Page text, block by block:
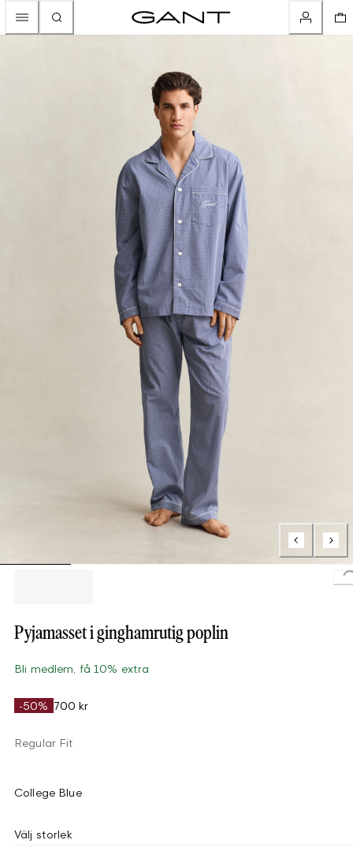
Pyjamasset i ginghamrutig poplin
Bli medlem, få 10% extra
-50% 700 kr
Regular Fit
College Blue
Välj storlek